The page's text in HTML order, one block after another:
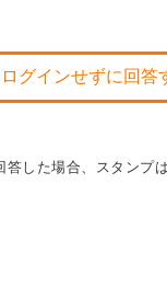
グインせずに回答
した場合、スタンプ